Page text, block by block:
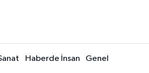
Haberde İnsan Genel